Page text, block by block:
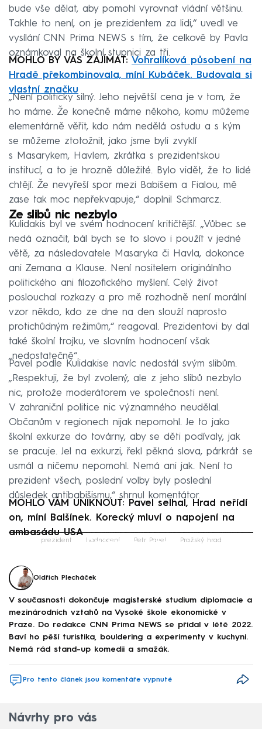
bude vše dělat, aby pomohl vyrovnat vládní většinu.
Takhle to není, on je prezidentem za lidi,“ uvedl ve
vysílání CNN Prima NEWS s tím, že celkově by Pavla
oznámkoval na školní stupnici za tři.
MOHLO BY VÁS ZAJÍMAT: Vohralíková působení na
Hradě překombinovala, míní Kubáček. Budovala si
vlastní značku
„Není politicky silný. Jeho největší cena je v tom, že
ho máme. Že konečně máme někoho, komu můžeme
elementárně věřit, kdo nám nedělá ostudu a s kým
se můžeme ztotožnit, jako jsme byli zvyklí
s Masarykem, Havlem, zkrátka s prezidentskou
institucí, a to je hrozně důležité. Bylo vidět, že to lidé
chtějí. Že nevyřeší spor mezi Babišem a Fialou, mě
zase tak moc nepřekvapuje,“ doplnil Schmarcz.
Ze slibů nic nezbylo
Kulidakis byl ve svém hodnocení kritičtější. „Vůbec se
nedá označit, bál bych se to slovo i použít v jedné
větě, za následovatele Masaryka či Havla, dokonce
ani Zemana a Klause. Není nositelem originálního
politického ani filozofického myšlení. Celý život
poslouchal rozkazy a pro mě rozhodně není morální
vzor někdo, kdo ze dne na den slouží naprosto
protichůdným režimům,“ reagoval. Prezidentovi by dal
také školní trojku, ve slovním hodnocení však
„nedostatečně“.
Pavel podle Kulidakise navíc nedostál svým slibům.
„Respektuji, že byl zvolený, ale z jeho slibů nezbylo
nic, protože moderátorem ve společnosti není.
V zahraniční politice nic významného neudělal.
Občanům v regionech nijak nepomohl. Je to jako
školní exkurze do továrny, aby se děti podívaly, jak
se pracuje. Jel na exkurzi, řekl pěkná slova, párkrát se
usmál a ničemu nepomohl. Nemá ani jak. Není to
prezident všech, poslední volby byly poslední
důsledek antibabišismu,“ shrnul komentátor.
MOHLO VÁM UNIKNOUT: Pavel selhal, Hrad neřídí
on, míní Balšínek. Korecký mluví o napojení na
ambasádu USA
Failed to fetch
prezident hodnocení Petr Pavel Pražský hrad
Oldřich Plecháček
V současnosti dokončuje magisterské studium diplomacie a
mezinárodních vztahů na Vysoké škole ekonomické v
Praze. Do redakce CNN Prima NEWS se přidal v létě 2022.
Baví ho pěší turistika, bouldering a experimenty v kuchyni.
Nemá rád stand-up komedii a smažák.
Pro tento článek jsou komentáře vypnuté
Návrhy pro vás